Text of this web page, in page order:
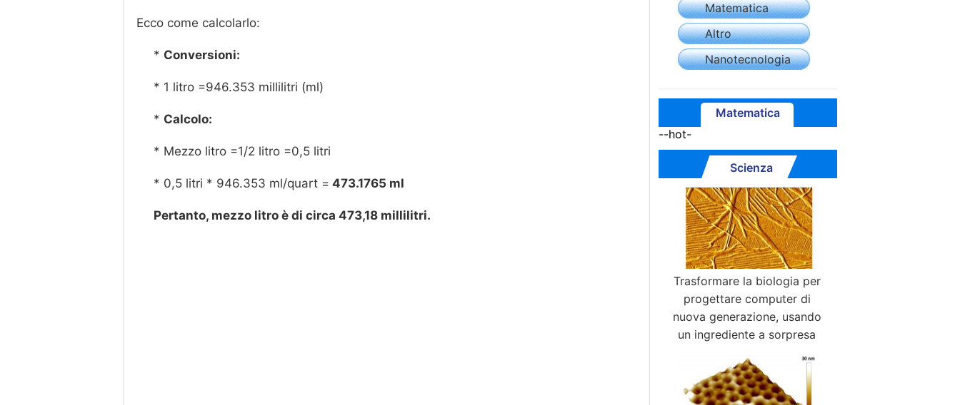
Ecco come calcolarlo:
* Conversioni:
* 1 litro =946.353 millilitri (ml)
* Calcolo:
* Mezzo litro =1/2 litro =0,5 litri
* 0,5 litri * 946.353 ml/quart = 473.1765 ml
Pertanto, mezzo litro è di circa 473,18 millilitri.
Matematica
Altro
Nanotecnologia
Matematica
--hot-
Scienza
Trasformare la biologia per
progettare computer di
nuova generazione, usando
un ingrediente a sorpresa